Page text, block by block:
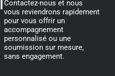
Contactez-nous et nous
vous reviendrons rapidement
pour vous offrir un
accompagnement
personnalisé ou une
soumission sur mesure,
sans engagement.